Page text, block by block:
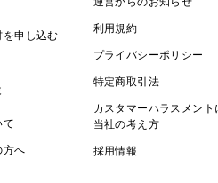
申し込む
て
方へ
利用規約
プライバシーポリシー
特定商取引法
カスタマーハラスメント
当社の考え方
採用情報